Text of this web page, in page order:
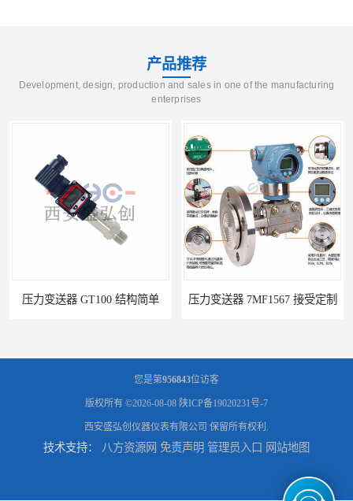
产品推荐
Development, design, production and sales in one of the manufacturing
enterprises
GT100 结构简单 压力变送器 7MF1567 接受定制
压力变送器 ZPM213 按需定制 压力变送器 ZF-S-X 性能稳定
您是第956843位访客
版权所有 ©2026-08-08 陕ICP备19020231号-7
西安盛弘创仪器仪表有限公司 保留所有权利.
技术支持： 八方资源网 免责声明 管理员入口 网站地图